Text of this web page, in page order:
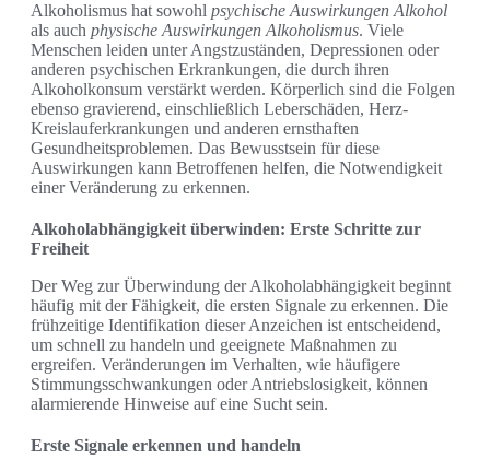
Alkoholismus hat sowohl psychische Auswirkungen Alkohol
als auch physische Auswirkungen Alkoholismus. Viele
Menschen leiden unter Angstzuständen, Depressionen oder
anderen psychischen Erkrankungen, die durch ihren
Alkoholkonsum verstärkt werden. Körperlich sind die Folgen
ebenso gravierend, einschließlich Leberschäden, Herz-
Kreislauferkrankungen und anderen ernsthaften
Gesundheitsproblemen. Das Bewusstsein für diese
Auswirkungen kann Betroffenen helfen, die Notwendigkeit
einer Veränderung zu erkennen.
Alkoholabhängigkeit überwinden: Erste Schritte zur
Freiheit
Der Weg zur Überwindung der Alkoholabhängigkeit beginnt
häufig mit der Fähigkeit, die ersten Signale zu erkennen. Die
frühzeitige Identifikation dieser Anzeichen ist entscheidend,
um schnell zu handeln und geeignete Maßnahmen zu
ergreifen. Veränderungen im Verhalten, wie häufigere
Stimmungsschwankungen oder Antriebslosigkeit, können
alarmierende Hinweise auf eine Sucht sein.
Erste Signale erkennen und handeln